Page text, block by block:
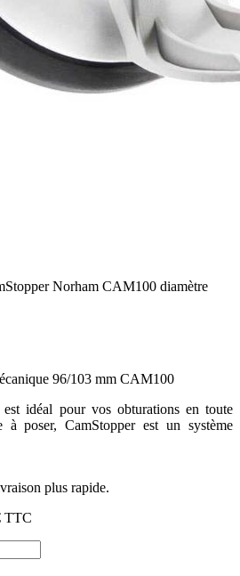
Norham CAM100 diamètre
96/103 mm CAM100
est idéal pour vos obturations en toute
à poser, CamStopper est un système
plus rapide.
TTC